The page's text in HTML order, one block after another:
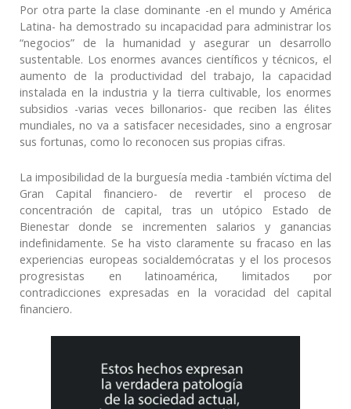
Por otra parte la clase dominante -en el mundo y América
Latina- ha demostrado su incapacidad para administrar los
“negocios” de la humanidad y asegurar un desarrollo
sustentable. Los enormes avances científicos y técnicos, el
aumento de la productividad del trabajo, la capacidad
instalada en la industria y la tierra cultivable, los enormes
subsidios -varias veces billonarios- que reciben las élites
mundiales, no va a satisfacer necesidades, sino a engrosar
sus fortunas, como lo reconocen sus propias cifras.
La imposibilidad de la burguesía media -también víctima del
Gran Capital financiero- de revertir el proceso de
concentración de capital, tras un utópico Estado de
Bienestar donde se incrementen salarios y ganancias
indefinidamente. Se ha visto claramente su fracaso en las
experiencias europeas socialdemócratas y el los procesos
progresistas en latinoamérica, limitados por
contradicciones expresadas en la voracidad del capital
financiero.